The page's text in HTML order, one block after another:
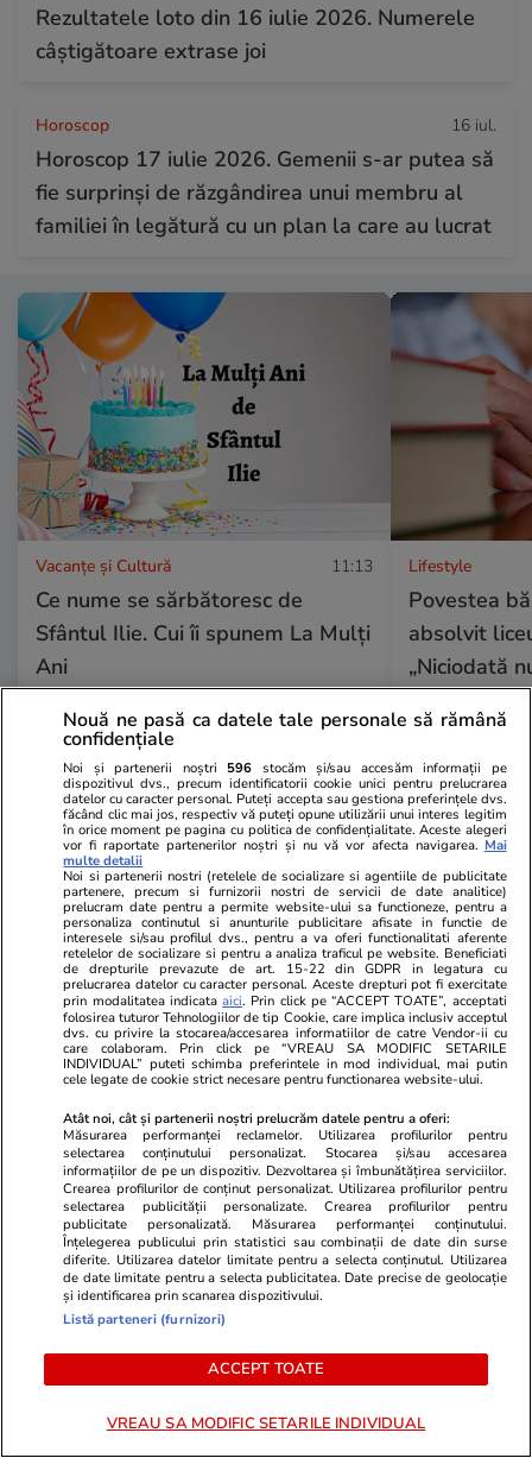
Rezultatele loto din 16 iulie 2026. Numerele
câștigătoare extrase joi
Horoscop 16 iul.
Horoscop 17 iulie 2026. Gemenii s-ar putea să
fie surprinși de răzgândirea unui membru al
familiei în legătură cu un plan la care au lucrat
Vacanțe și Cultură 11:13
Ce nume se sărbătoresc de
Sfântul Ilie. Cui îi spunem La Mulți
Ani
Lifestyle
Povestea
absolvit
„Niciodată
Lifestyle 16 iul.
Cum îţi laşi casa în siguranţă
înainte de a pleca în concediu
Lifestyle 14 iul.
Ce este făina de tapioca și în ce
rețete poate fi folosită
Lifestyle
la ce se folosește
Nouă ne pasă ca datele tale personale să rămână
confidențiale
Noi și partenerii noștri 596 stocăm și/sau accesăm informații pe
dispozitivul dvs., precum identificatorii cookie unici pentru prelucrarea
datelor cu caracter personal. Puteți accepta sau gestiona preferințele dvs.
făcând clic mai jos, respectiv vă puteți opune utilizării unui interes legitim
în orice moment pe pagina cu politica de confidențialitate. Aceste alegeri
vor fi raportate partenerilor noștri și nu vă vor afecta navigarea. Mai
multe detalii
Noi si partenerii nostri (retelele de socializare si agentiile de publicitate
partenere, precum si furnizorii nostri de servicii de date analitice)
prelucram date pentru a permite website-ului sa functioneze, pentru a
personaliza continutul si anunturile publicitare afisate in functie de
interesele si/sau profilul dvs., pentru a va oferi functionalitati aferente
retelelor de socializare si pentru a analiza traficul pe website. Beneficiati
de drepturile prevazute de art. 15-22 din GDPR in legatura cu
prelucrarea datelor cu caracter personal. Aceste drepturi pot fi exercitate
prin modalitatea indicataaici. Prin click pe “ACCEPT TOATE”, acceptati
folosirea tuturor Tehnologiilor de tip Cookie, care implica inclusiv acceptul
dvs. cu privire la stocarea/accesarea informatiilor de catre Vendor-ii cu
care colaboram. Prin click pe “VREAU SA MODIFIC SETARILE
INDIVIDUAL” puteti schimba preferintele in mod individual, mai putin
cele legate de cookie strict necesare pentru functionarea website-ului.
Atât noi, cât și partenerii noștri prelucrăm datele pentru a oferi:
Măsurarea performanței reclamelor. Utilizarea profilurilor pentru
selectarea conținutului personalizat. Stocarea și/sau accesarea
informațiilor de pe un dispozitiv. Dezvoltarea și îmbunătățirea serviciilor.
Crearea profilurilor de conținut personalizat. Utilizarea profilurilor pentru
selectarea publicității personalizate. Crearea profilurilor pentru
publicitate personalizată. Măsurarea performanței conținutului.
Înțelegerea publicului prin statistici sau combinații de date din surse
diferite. Utilizarea datelor limitate pentru a selecta conținutul. Utilizarea
de date limitate pentru a selecta publicitatea. Date precise de geolocație
și identificarea prin scanarea dispozitivului.
Listă parteneri (furnizori)
ACCEPT TOATE
VREAU SA MODIFIC SETARILE INDIVIDUAL